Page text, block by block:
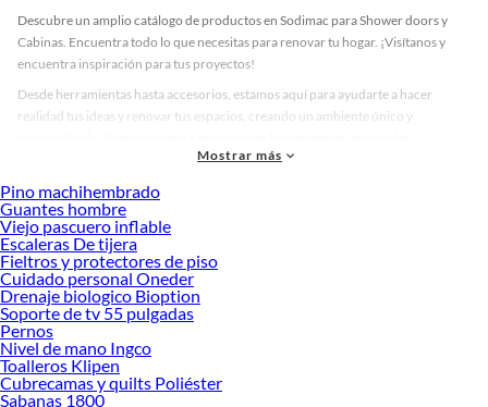
Descubre un amplio catálogo de productos en Sodimac para Shower doors y
Cabinas. Encuentra todo lo que necesitas para renovar tu hogar. ¡Visítanos y
encuentra inspiración para tus proyectos!
Desde herramientas hasta accesorios, estamos aquí para ayudarte a hacer
realidad tus ideas y renovar tus espacios, creando un ambiente único y
accesorios de calidad que te ayudarán a crear un espacio más tú.
Desde remodelaciones hasta proyectos de decoración, estamos aquí para hacer
tus ideas realidad. ¡Visítanos y encuentra todo lo que tenemos para ofrecerte en
Shower doors y Cabinas!
Explora la variedad de productos de Shower doors y Cabinas en Sodimac
Herramientas, materiales y accesorios de calidad para tus proyectos y
renovación de espacios. ¡Visítanos y descubre todo lo que tenemos para
ofrecerte!
Encuentra una amplia variedad de productos de Shower doors y Cabinas en
Sodimac. Encuentra todo lo necesario para tus proyectos de renovación y
Mostrar más
Pino machihembrado
Guantes hombre
Viejo pascuero inflable
Escaleras De tijera
Fieltros y protectores de piso
Cuidado personal Oneder
Drenaje biologico Bioption
Soporte de tv 55 pulgadas
Pernos
Nivel de mano Ingco
Toalleros Klipen
Cubrecamas y quilts Poliéster
Sabanas 1800